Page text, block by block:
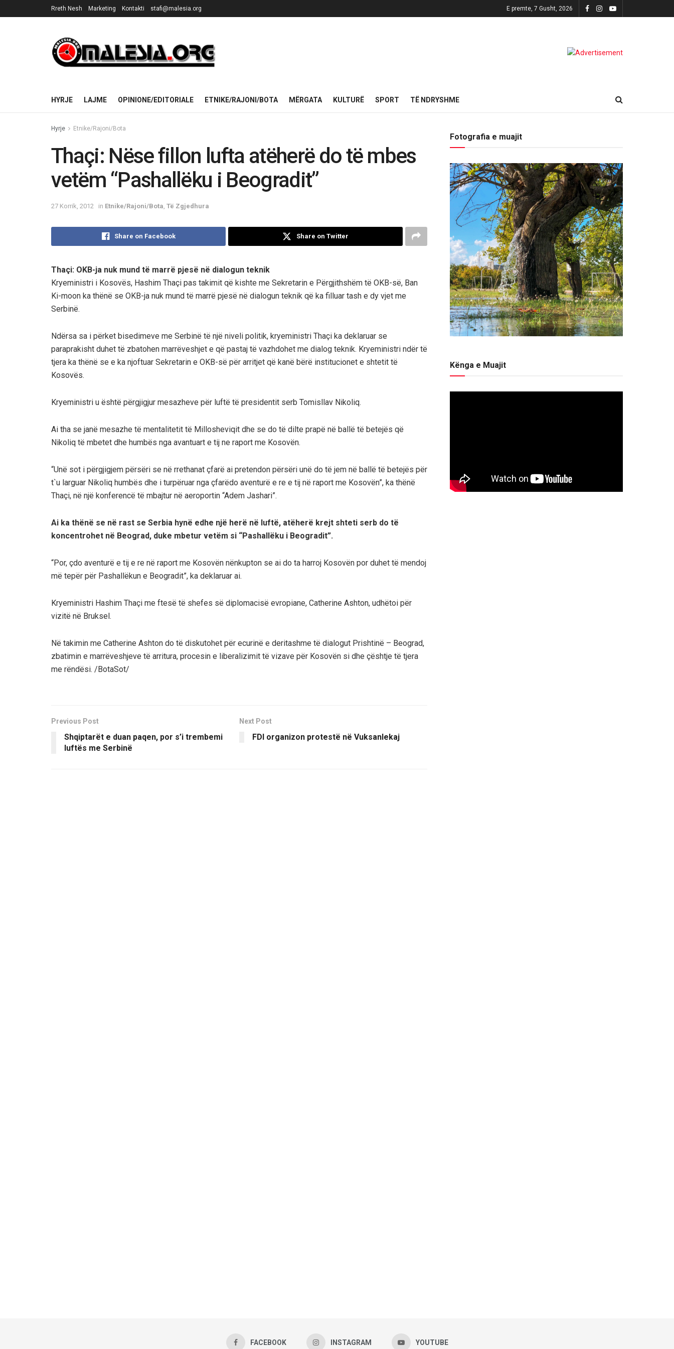
Rreth Nesh Marketing Kontakti stafi@malesia.org E premte, 7 Gusht, 2026
HYRJE LAJME OPINIONE/EDITORIALE ETNIKE/RAJONI/BOTA MËRGATA KULTURË SPORT TË NDRYSHME
Hyrje Etnike/Rajoni/Bota
Thaçi: Nëse fillon lufta atëherë do të mbes
vetëm “Pashallëku i Beogradit”
27 Korrik, 2012 in Etnike/Rajoni/Bota Të Zgjedhura
Share on Facebook Share on Twitter
Thaçi: OKB-ja nuk mund të marrë pjesë në dialogun teknik
Kryeministri i Kosovës, Hashim Thaçi pas takimit që kishte me Sekretarin e Përgjithshëm të OKB-së, Ban
Ki-moon ka thënë se OKB-ja nuk mund të marrë pjesë në dialogun teknik që ka filluar tash e dy vjet me
Serbinë.
Ndërsa sa i përket bisedimeve me Serbinë të një niveli politik, kryeministri Thaçi ka deklaruar se
paraprakisht duhet të zbatohen marrëveshjet e që pastaj të vazhdohet me dialog teknik. Kryeministri ndër të
tjera ka thënë se e ka njoftuar Sekretarin e OKB-së për arritjet që kanë bërë institucionet e shtetit të
Kosovës.
Kryeministri u është përgjigjur mesazheve për luftë të presidentit serb Tomisllav Nikoliq.
Ai tha se janë mesazhe të mentalitetit të Millosheviqit dhe se do të dilte prapë në ballë të betejës që
Nikoliq të mbetet dhe humbës nga avantuart e tij ne raport me Kosovën.
“Unë sot i përgjigjem përsëri se në rrethanat çfarë ai pretendon përsëri unë do të jem në ballë të betejës për
t`u larguar Nikoliq humbës dhe i turpëruar nga çfarëdo aventurë e re e tij në raport me Kosovën”, ka thënë
Thaçi, në një konferencë të mbajtur në aeroportin “Adem Jashari”.
Ai ka thënë se në rast se Serbia hynë edhe një herë në luftë, atëherë krejt shteti serb do të
koncentrohet në Beograd, duke mbetur vetëm si “Pashallëku i Beogradit”.
“Por, çdo aventurë e tij e re në raport me Kosovën nënkupton se ai do ta harroj Kosovën por duhet të mendoj
më tepër për Pashallëkun e Beogradit”, ka deklaruar ai.
Kryeministri Hashim Thaçi me ftesë të shefes së diplomacisë evropiane, Catherine Ashton, udhëtoi për
vizitë në Bruksel.
Në takimin me Catherine Ashton do të diskutohet për ecurinë e deritashme të dialogut Prishtinë – Beograd,
zbatimin e marrëveshjeve të arritura, procesin e liberalizimit të vizave për Kosovën si dhe çështje të tjera
me rëndësi. /BotaSot/
Previous Post
Shqiptarët e duan paqen, por s’i trembemi
luftës me Serbinë
Next Post
FDI organizon protestë në Vuksanlekaj
Fotografia e muajit
Kënga e Muajit
FACEBOOK INSTAGRAM YOUTUBE